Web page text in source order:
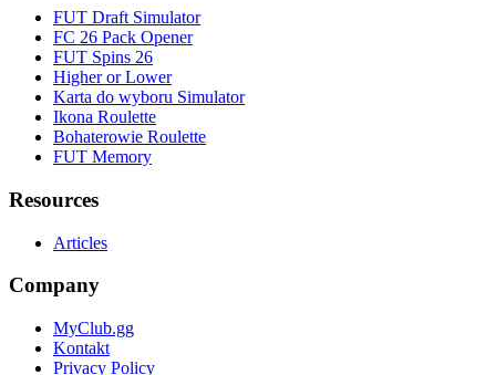
FUT Draft Simulator
FC 26 Pack Opener
FUT Spins 26
Higher or Lower
Karta do wyboru Simulator
Ikona Roulette
Bohaterowie Roulette
FUT Memory
Resources
Articles
Company
MyClub.gg
Kontakt
Privacy Policy